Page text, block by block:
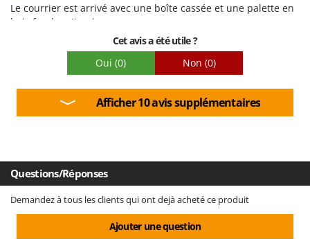
Le courrier est arrivé avec une boîte cassée et une palette en
bois fendue. J'avais peur que ça prenne un coup
Cet avis a été utile ?
Oui (0) Non (0)
Afficher 10 avis supplémentaires
Questions/Réponses
Demandez à tous les clients qui ont dejà acheté ce produit
Ajouter une question